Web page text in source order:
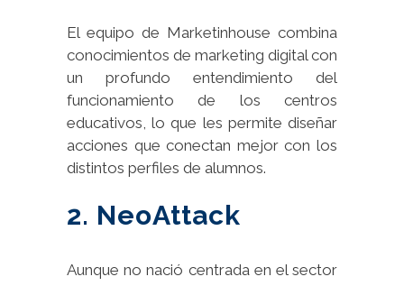
El equipo de Marketinhouse combina
conocimientos de marketing digital con
un profundo entendimiento del
funcionamiento de los centros
educativos, lo que les permite diseñar
acciones que conectan mejor con los
distintos perfiles de alumnos.
2. NeoAttack
Aunque no nació centrada en el sector